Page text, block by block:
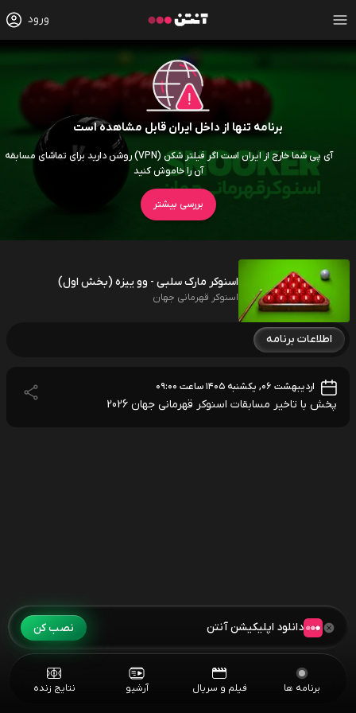
ورود
برنامه تنها از داخل ایران قابل مشاهده است
آی پی شما خارج از ایران است اگر فیلتر شکن (VPN) روشن دارید برای تماشای مسابقه
آن را خاموش کنید
بررسی بیشتر
اسنوکر مارک سلبی - وو ییزه (بخش اول)
اسنوکر قهرمانی جهان
اطلاعات برنامه
اردیبهشت ۰۶, یکشنبه ۱۴۰۵ ساعت ۰۹:۰۰
پخش با تاخیر مسابقات اسنوکر قهرمانی جهان 2026
برنامه ها فیلم و سریال آرشیو نتایج زنده
دانلود اپلیکیشن آنتن نصب کن